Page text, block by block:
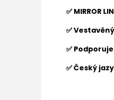
✅ MIRROR
✅
✅
✅ Český